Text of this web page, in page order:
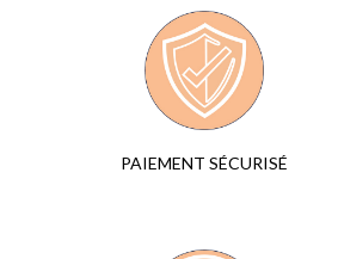
PAIEMENT SÉCURISÉ